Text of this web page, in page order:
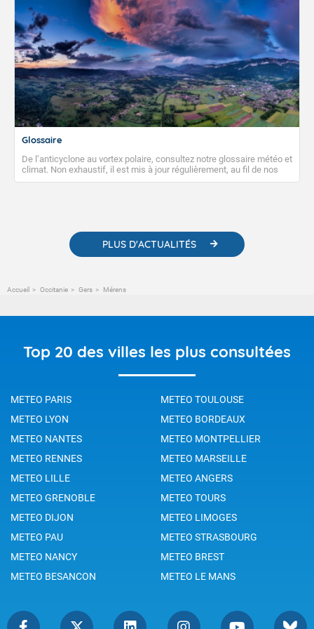
Glossaire
De l’anticyclone au vortex polaire, consultez notre glossaire météo et
climat. Non exhaustif, il est mis à jour régulièrement, au fil de nos
publications. Vous y trouverez également des liens utiles vers nos
PLUS D'ACTUALITÉS
Accueil Occitanie Gers Mérens
Top 20 des villes les plus consultées
METEO PARIS
METEO TOULOUSE
METEO LYON
METEO BORDEAUX
METEO NANTES
METEO MONTPELLIER
METEO RENNES
METEO MARSEILLE
METEO LILLE
METEO ANGERS
METEO GRENOBLE
METEO TOURS
METEO DIJON
METEO LIMOGES
METEO PAU
METEO STRASBOURG
METEO NANCY
METEO BREST
METEO BESANCON
METEO LE MANS